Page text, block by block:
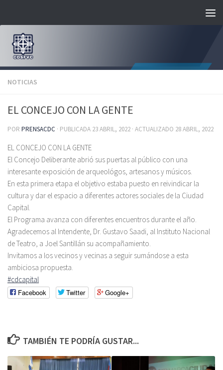
NOTICIAS
EL CONCEJO CON LA GENTE
POR PRENSACDC · PUBLICADA 23 ABRIL, 2022 · ACTUALIZADO 28 ABRIL, 2022
EL CONCEJO CON LA GENTE
El Concejo Deliberante abrió sus puertas al público con una
interesante exposición de arqueológos, artesanos y músicos.
En esta primera etapa el objetivo estaba puesto en reivindicar la
cultura y dar el espacio a diferentes actores sociales de la Ciudad
Capital.
El Programa avanza con diferentes encuentros durante el año.
Agradecemos al Intendente, Dr. Gustavo Saadi, al Instituto Nacional
de Teatro, a Joel Santillán su acompañamiento.
Invitamos a los vecinos y vecinas a seguir sumándose a esta
ambiciosa propuesta.
#cdcapital
Facebook
Twitter Google+
TAMBIÉN TE PODRÍA GUSTAR...